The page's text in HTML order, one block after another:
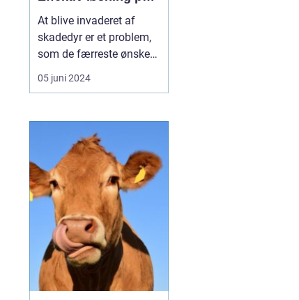
dit
skadedyrsproblem
At blive invaderet af
skadedyr er et problem,
som de færreste ønsker
at stå overfor. Hvad
enten det drejer sig om
rotter, eller andre
uvelkomne gæster, kan
det skabe store gener for
både husejere og
virksomheder i Ringsted
...
05 juni 2024